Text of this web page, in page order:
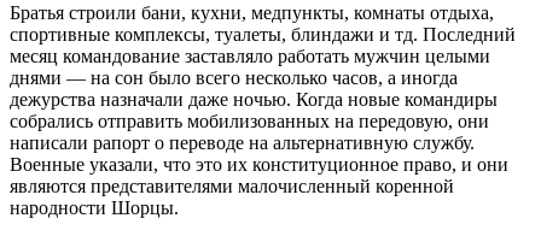
Братья строили бани, кухни, медпункты, комнаты отдыха,
спортивные комплексы, туалеты, блиндажи и тд. Последний
месяц командование заставляло работать мужчин целыми
днями — на сон было всего несколько часов, а иногда
дежурства назначали даже ночью. Когда новые командиры
собрались отправить мобилизованных на передовую, они
написали рапорт о переводе на альтернативную службу.
Военные указали, что это их конституционное право, и они
являются представителями малочисленный коренной
народности Шорцы.